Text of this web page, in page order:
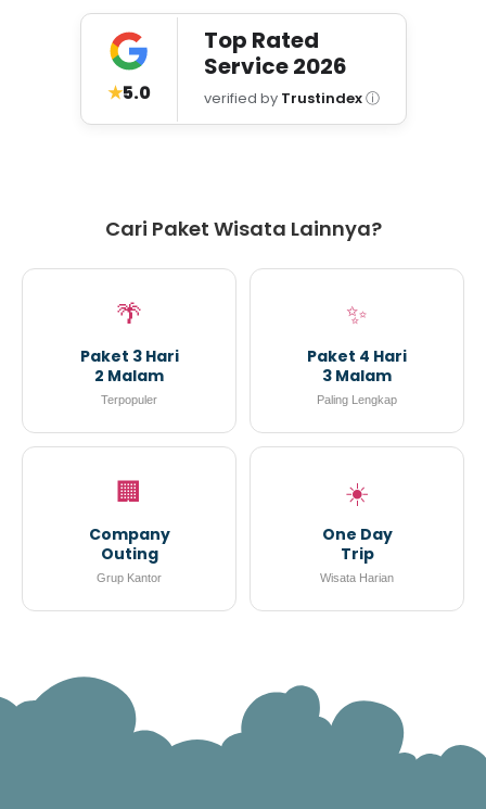
★5.0
Top Rated
Service2026
verified by Trustindexⓘ
Cari Paket Wisata Lainnya?
🌴
Paket 3 Hari
2 Malam
Terpopuler
✨
Paket 4 Hari
3 Malam
Paling Lengkap
🏢
Company
Outing
Grup Kantor
☀️
One Day
Trip
Wisata Harian